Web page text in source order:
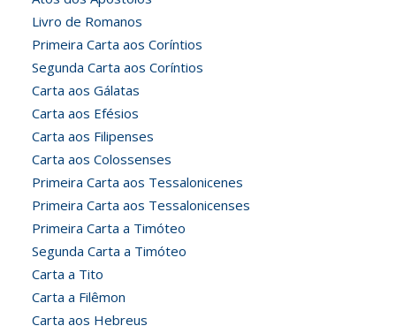
Livro de Romanos
Primeira Carta aos Coríntios
Segunda Carta aos Coríntios
Carta aos Gálatas
Carta aos Efésios
Carta aos Filipenses
Carta aos Colossenses
Primeira Carta aos Tessalonicenes
Primeira Carta aos Tessalonicenses
Primeira Carta a Timóteo
Segunda Carta a Timóteo
Carta a Tito
Carta a Filêmon
Carta aos Hebreus